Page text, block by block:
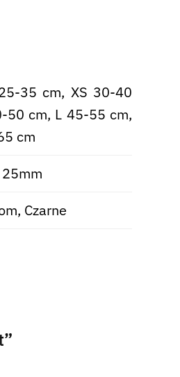
35 cm, XS 30-40
50 cm, L 45-55 cm,
cm
Czarne